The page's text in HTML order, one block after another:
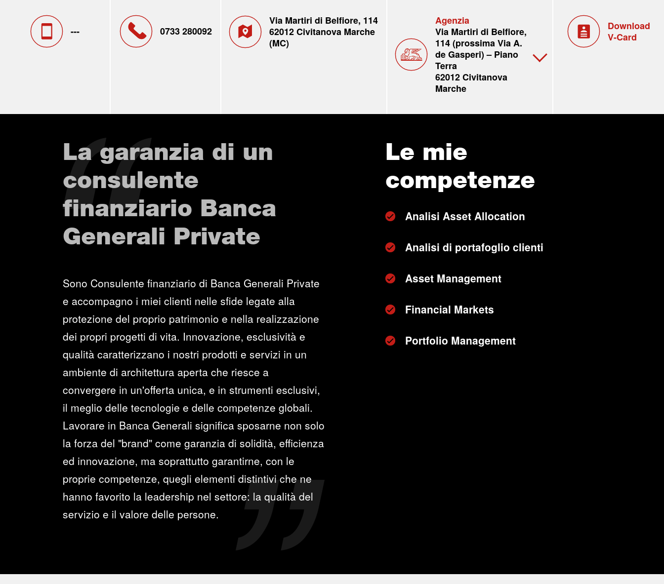
--- 0733 280092
Via Martiri di Belfiore, 114
62012 Civitanova Marche
(MC)
Agenzia
Via Martiri di Belfiore,
114 (prossima Via A.
de Gasperi) – Piano
Terra
62012 Civitanova
Marche
Download
V-Card
La garanzia di un
consulente
finanziario Banca
Generali Private
Sono Consulente finanziario di Banca Generali Private
e accompagno i miei clienti nelle sfide legate alla
protezione del proprio patrimonio e nella realizzazione
dei propri progetti di vita. Innovazione, esclusività e
qualità caratterizzano i nostri prodotti e servizi in un
ambiente di architettura aperta che riesce a
convergere in un'offerta unica, e in strumenti esclusivi,
il meglio delle tecnologie e delle competenze globali.
Lavorare in Banca Generali significa sposarne non solo
la forza del "brand" come garanzia di solidità, efficienza
ed innovazione, ma soprattutto garantirne, con le
proprie competenze, quegli elementi distintivi che ne
hanno favorito la leadership nel settore: la qualità del
servizio e il valore delle persone.
Le mie
competenze
Analisi Asset Allocation
Analisi di portafoglio clienti
Asset Management
Financial Markets
Portfolio Management